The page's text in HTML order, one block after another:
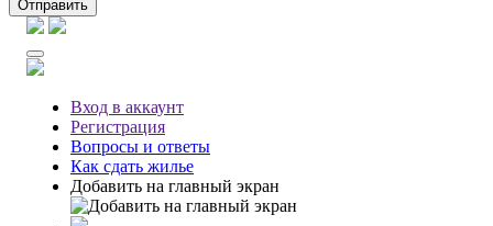
Отправить
Вход в аккаунт
Регистрация
Вопросы и ответы
Как сдать жилье
Добавить на главный экран